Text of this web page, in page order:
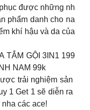
được những nh
phẩm danh cho na
khí hậu và da của
TẮM GỘI 3IN1 199
NAM 99k
trải nghiệm sản
1 Get 1 sẽ diễn ra
các ace!